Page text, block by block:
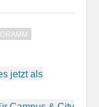
jetzt als